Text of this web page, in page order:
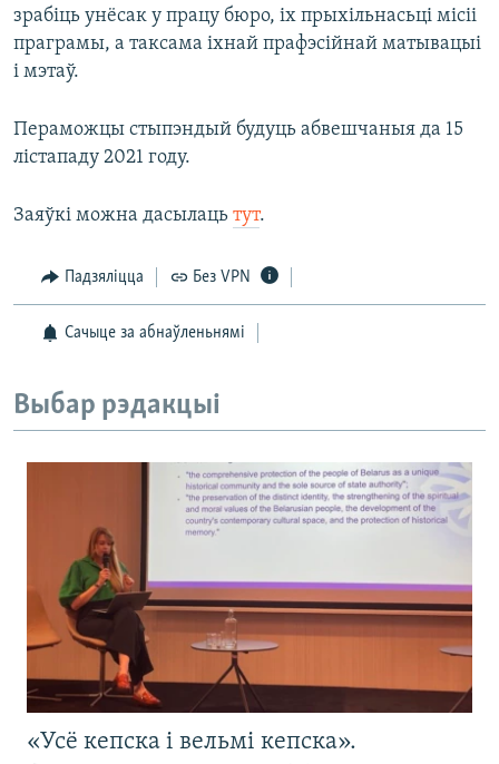
зрабіць унёсак у працу бюро, іх прыхільнасьці місіі
праграмы, а таксама іхнай прафэсійнай матывацыі
і мэтаў.
Пераможцы стыпэндый будуць абвешчаныя да 15
лістападу 2021 году.
Заяўкі можна дасылаць тут.
Падзяліцца Без VPN
Сачыце за абнаўленьнямі
Выбар рэдакцыі
«Усё кепска і вельмі кепска».